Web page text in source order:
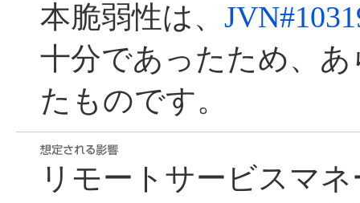
本脆弱性は、
十分であったため、
たものです。
リモートサービスマ